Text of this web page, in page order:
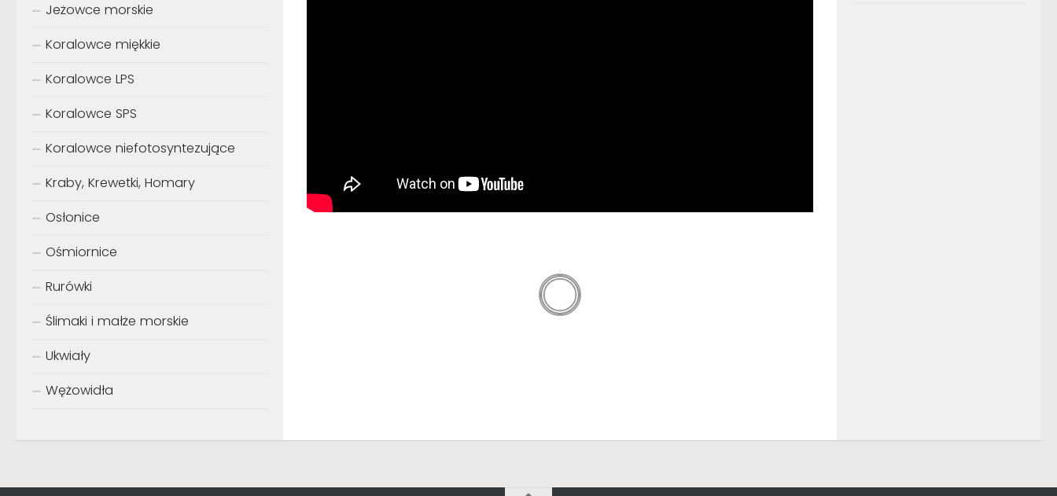
Jeżowce morskie
Koralowce miękkie
Koralowce LPS
Koralowce SPS
Koralowce niefotosyntezujące
Kraby, Krewetki, Homary
Osłonice
Ośmiornice
Rurówki
Ślimaki i małże morskie
Ukwiały
Wężowidła